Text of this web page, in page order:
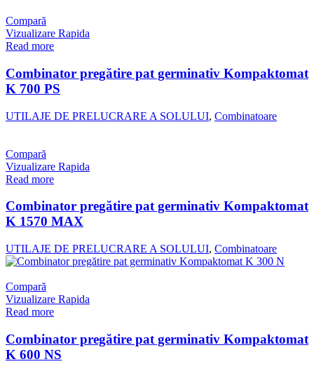
Compară
Vizualizare Rapida
Read more
Combinator pregătire pat germinativ Kompaktomat
K 700 PS
UTILAJE DE PRELUCRARE A SOLULUI, Combinatoare
Compară
Vizualizare Rapida
Read more
Combinator pregătire pat germinativ Kompaktomat
K 1570 MAX
UTILAJE DE PRELUCRARE A SOLULUI, Combinatoare
Compară
Vizualizare Rapida
Read more
Combinator pregătire pat germinativ Kompaktomat
K 600 NS